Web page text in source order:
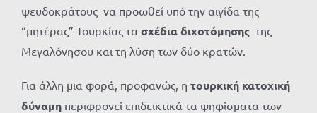
ψευδοκράτους να προωθεί υπό την αιγίδα της
“μητέρας” Τουρκίας τα σχέδια διχοτόμησης της
Μεγαλόνησου και τη λύση των δύο κρατών.
Για άλλη μια φορά, προφανώς, η τουρκική κατοχική
δύναμη περιφρονεί επιδεικτικά τα ψηφίσματα των